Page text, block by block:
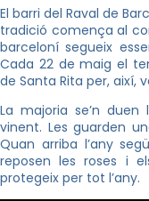
El barri del Raval de
tradició comença al
barceloní segueix
Cada 22 de maig el
de Santa Rita per, així,
La majoria se’n
vinent. Les guarden
Quan arriba l’any
reposen les roses i
protegeix per tot l’any.